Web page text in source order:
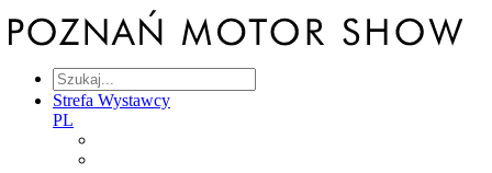
Strefa Wystawcy
PL